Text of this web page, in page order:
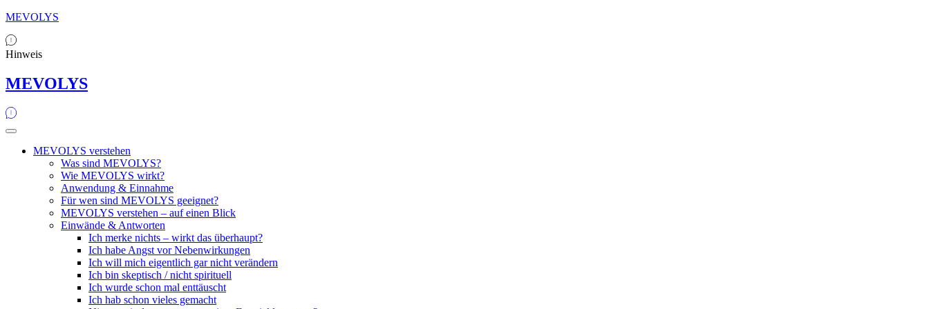
MEVOLYS
Hinweis
MEVOLYS
MEVOLYS verstehen
Was sind MEVOLYS?
Wie MEVOLYS wirkt?
Anwendung & Einnahme
Für wen sind MEVOLYS geeignet?
MEVOLYS verstehen – auf einen Blick
Einwände & Antworten
Ich merke nichts – wirkt das überhaupt?
Ich habe Angst vor Nebenwirkungen
Ich will mich eigentlich gar nicht verändern
Ich bin skeptisch / nicht spirituell
Ich wurde schon mal enttäuscht
Ich hab schon vieles gemacht